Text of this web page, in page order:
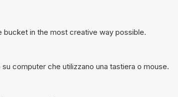
in the most creative way possible.
computer che utilizzano una tastiera o mouse.